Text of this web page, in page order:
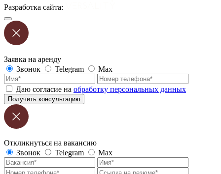
Разработка сайта:
Заявка на аренду
Звонок
Telegram Max
Даю согласие на обработку персональных данных
Получить консультацию
Откликнуться на вакансию
Звонок
Telegram Max